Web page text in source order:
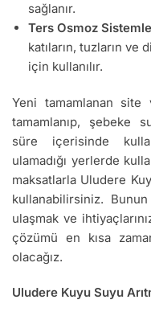
sağlanır.
Ters Osmoz
katıların, tuzların
için kullanılır.
Yeni tamamlanan site
tamamlanıp, şebeke
süre içerisinde
ulamadığı yerlerde
maksatlarla Uludere
kullanabilirsiniz.
ulaşmak ve
çözümü en kısa
olacağız.
Uludere Kuyu Suyu